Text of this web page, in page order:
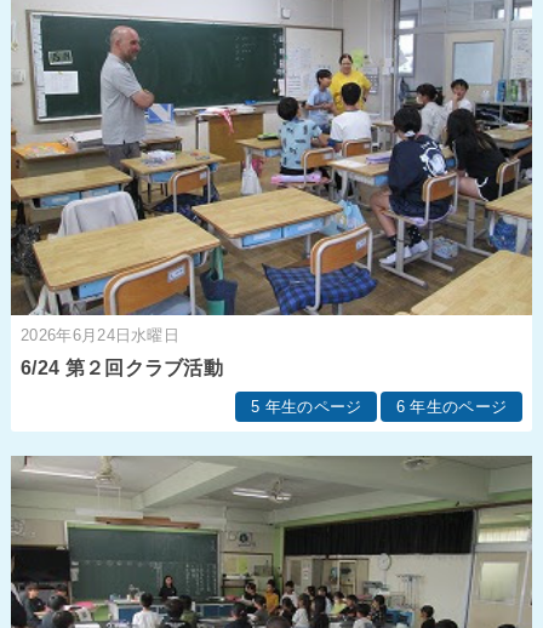
2026年6月24日水曜日
6/24 第２回クラブ活動
5 年生のページ 6 年生のページ